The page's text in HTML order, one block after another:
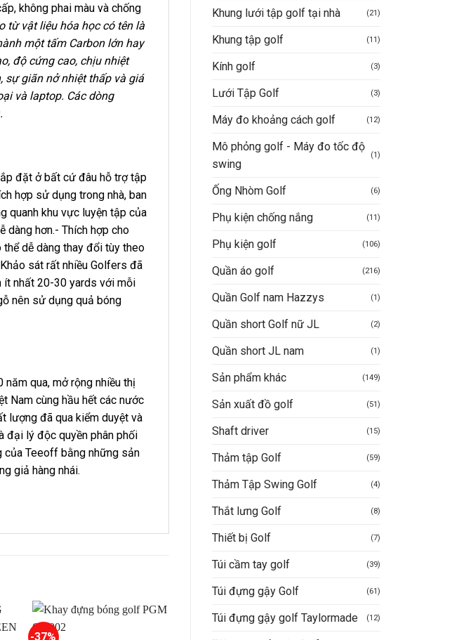
Khung lưới tập golf tại nhà (21)
Khung tập golf (11)
Kính golf (3)
Lưới Tập Golf (3)
Máy đo khoảng cách golf (12)
Mô phỏng golf - Máy đo tốc độ
swing
(1)
Ống Nhòm Golf (6)
Phụ kiện chống nắng (11)
Phụ kiện golf (106)
Quần áo golf (216)
Quần Golf nam Hazzys (1)
Quần short Golf nữ JL (2)
Quần short JL nam (1)
Sản phẩm khác (149)
Sản xuất đồ golf (51)
Shaft driver (15)
Thảm tập Golf (59)
Thảm Tập Swing Golf (4)
Thắt lưng Golf (8)
Thiết bị Golf (7)
Túi cầm tay golf (39)
Túi đựng gậy Golf (61)
Túi đựng gậy golf Taylormade (12)
không phai màu và chống
từ vật liệu hóa học có tên là
một tấm Carbon lớn hay
độ cứng cao, chịu nhiệt
sự giãn nở nhiệt thấp và giá
và laptop. Các dòng
đặt ở bất cứ đâu hỗ trợ tập
hợp sử dụng trong nhà, ban
quanh khu vực luyện tập của
dàng hơn.- Thích hợp cho
dễ dàng thay đổi tùy theo
sát rất nhiều Golfers đã
ít nhất 20-30 yards với mỗi
nên sử dụng quả bóng
qua, mở rộng nhiều thị
Nam cùng hầu hết các nước
lượng đã qua kiểm duyệt và
đại lý độc quyền phân phối
của Teeoff bằng những sản
giả hàng nhái.
-37%